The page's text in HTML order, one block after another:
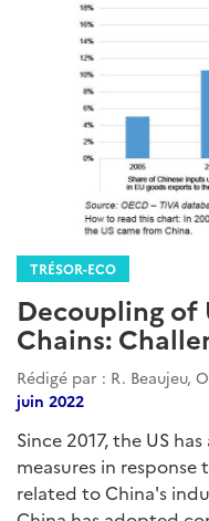
TRÉSOR-ECO
Decoupling of
Chains:
Rédigé par : R. Beaujeu,
juin 2022
Since 2017, the US
measures in
related to China's